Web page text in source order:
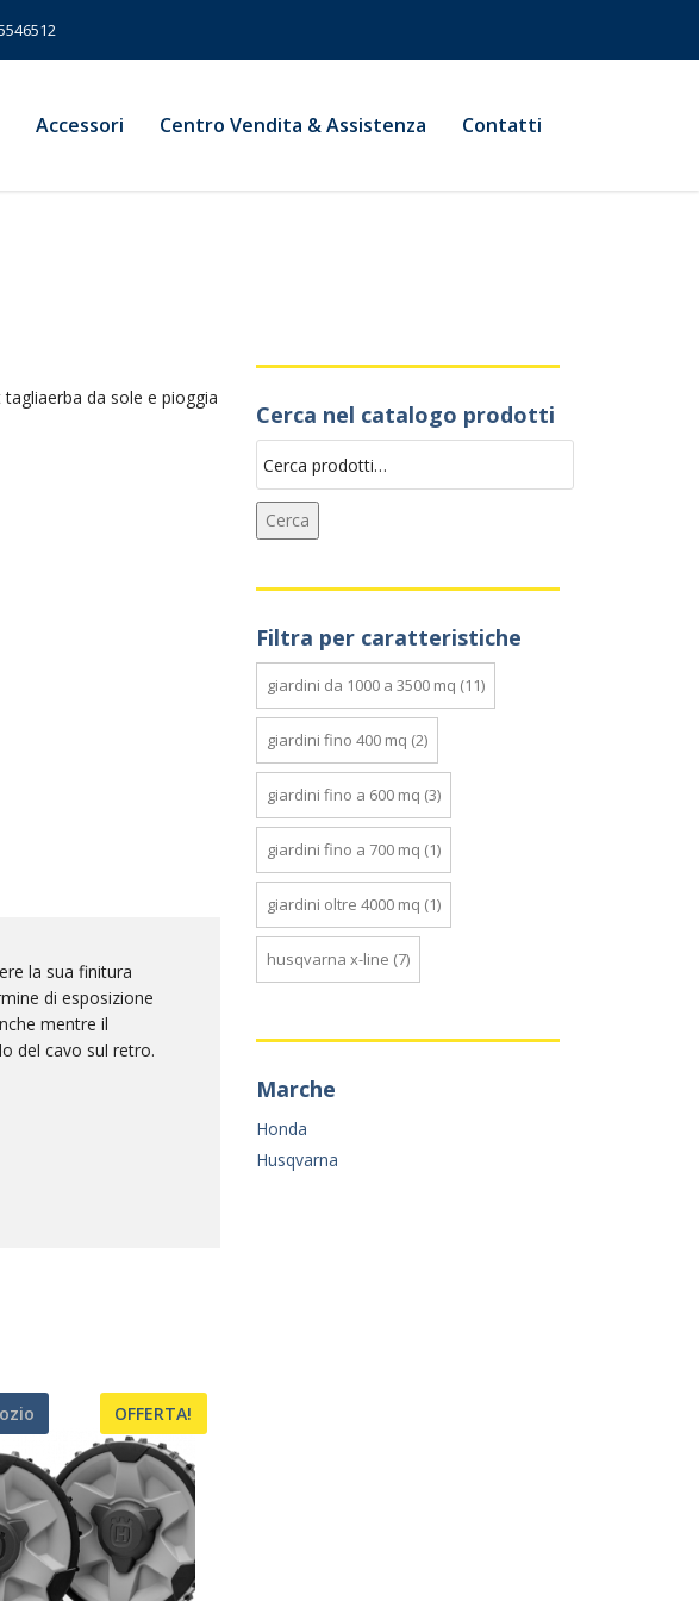
Accessori Centro Vendita & Assistenza Contatti
da sole e pioggia
la sua finitura
di esposizione
mentre il
del cavo sul retro.
OFFERTA!
Cerca nel catalogo prodotti
Cerca
Filtra per caratteristiche
giardini da 1000 a 3500 mq (11)
giardini fino 400 mq (2)
giardini fino a 600 mq (3)
giardini fino a 700 mq (1)
giardini oltre 4000 mq (1)
husqvarna x-line (7)
Marche
Honda
Husqvarna